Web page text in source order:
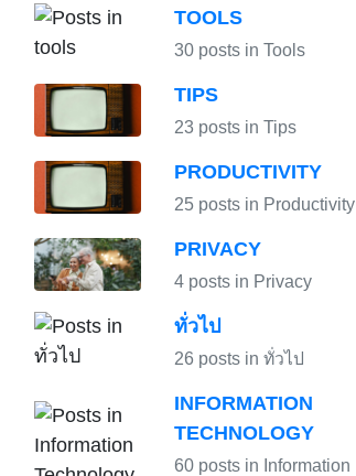
TOOLS
30 posts in Tools
TIPS
23 posts in Tips
PRODUCTIVITY
25 posts in Productivity
PRIVACY
4 posts in Privacy
ทั่วไป
26 posts in ทั่วไป
INFORMATION
TECHNOLOGY
60 posts in Information